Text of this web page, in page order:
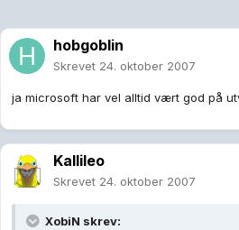
hobgoblin
Skrevet 24. oktober 2007
ja microsoft har vel alltid vært god på
Kallileo
Skrevet 24. oktober 2007
XobiN skrev: